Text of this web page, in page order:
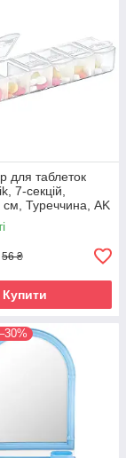
для таблеток
7-секцій,
см, Туреччина, AK
56 ₴
Купити